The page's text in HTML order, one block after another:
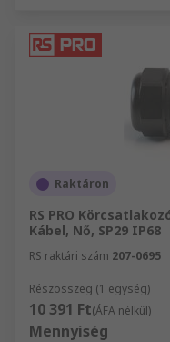
Raktáron
RS PRO
Kábel, Nő, SP29 IP68
RS raktári szám 207-0695
Részösszeg (1 egység)
10 391 Ft(ÁFA nélkül)
Mennyiség